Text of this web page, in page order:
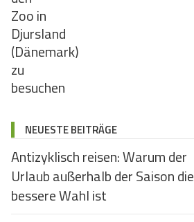
NEUESTE BEITRÄGE
Antizyklisch reisen: Warum der
Urlaub außerhalb der Saison die
bessere Wahl ist